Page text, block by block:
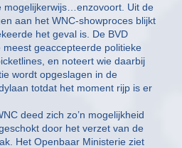
mogelijkerwijs…enzovoort. Uit de
aan het WNC-showproces blijkt
het geval is. De BVD
geaccepteerde politieke
en noteert wie daarbij
wordt opgeslagen in de
totdat het moment rijp is er
deed zich zo’n mogelijkheid
door het verzet van de
Het Openbaar Ministerie ziet